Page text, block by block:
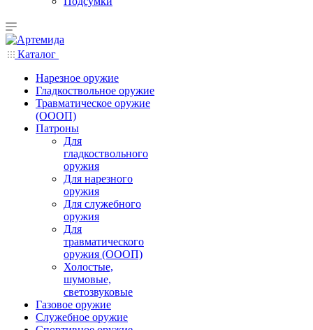
Каталог
Нарезное оружие
Гладкоствольное оружие
Травматическое оружие
(ОООП)
Патроны
Для
гладкоствольного
оружия
Для нарезного
оружия
Для служебного
оружия
Для
травматического
оружия (ОООП)
Холостые,
шумовые,
светозвуковые
Газовое оружие
Служебное оружие